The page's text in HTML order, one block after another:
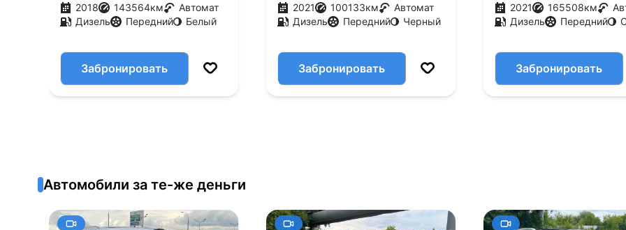
2018 143564км
Автомат
Дизель
Передний Белый
Забронировать
2021 100133км
Автомат
Дизель
Передний Черный
Забронировать
2021 165508км
Дизель
Передний
Забронировать
Автомобили за те-же деньги